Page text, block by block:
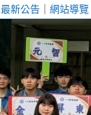
最新公告 ｜ 網站導覽